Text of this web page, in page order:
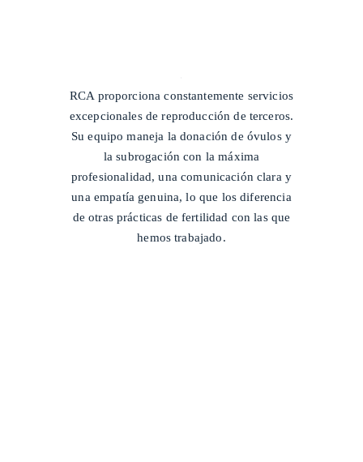
RCA proporciona constantemente servicios
excepcionales de reproducción de terceros.
Su equipo maneja la donación de óvulos y
la subrogación con la máxima
profesionalidad, una comunicación clara y
una empatía genuina, lo que los diferencia
de otras prácticas de fertilidad con las que
hemos trabajado.